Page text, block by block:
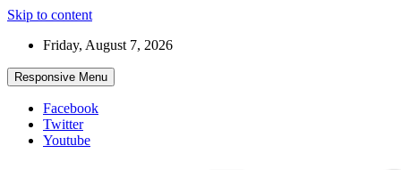
Skip to content
Friday, August 7, 2026
Responsive Menu
Facebook
Twitter
Youtube